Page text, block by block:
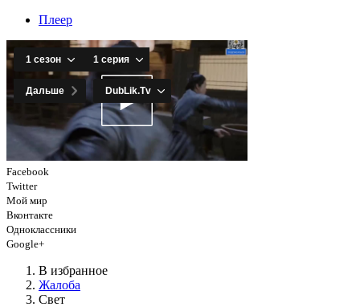
Плеер
Facebook
Twitter
Мой мир
Вконтакте
Одноклассники
Google+
В избранное
Жалоба
Свет